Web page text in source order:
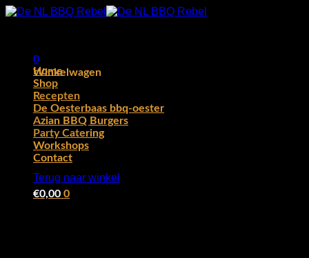
Ga
0
Winkelwagen
Geen producten in de winkelwagen.
Terug naar winkel
Home
Shop
Recepten
De Oesterbaas bbq-oester
Azian BBQ Burgers
Party Catering
Workshops
Contact
€0,00 0